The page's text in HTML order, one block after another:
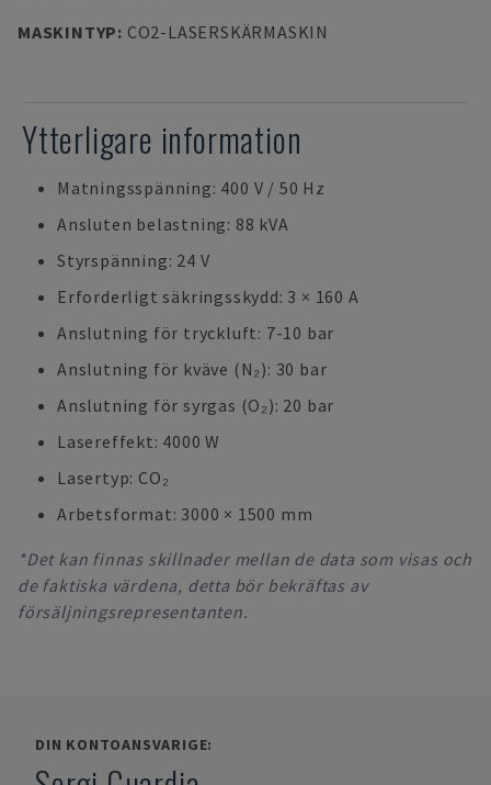
MASKINTYP: CO2-LASERSKÄRMASKIN
Ytterligare information
Matningsspänning: 400 V / 50 Hz
Ansluten belastning: 88 kVA
Styrspänning: 24 V
Erforderligt säkringsskydd: 3 × 160 A
Anslutning för tryckluft: 7-10 bar
Anslutning för kväve (N₂): 30 bar
Anslutning för syrgas (O₂): 20 bar
Lasereffekt: 4000 W
Lasertyp: CO₂
Arbetsformat: 3000 × 1500 mm
*Det kan finnas skillnader mellan de data som visas och
de faktiska värdena, detta bör bekräftas av
försäljningsrepresentanten.
DIN KONTOANSVARIGE: